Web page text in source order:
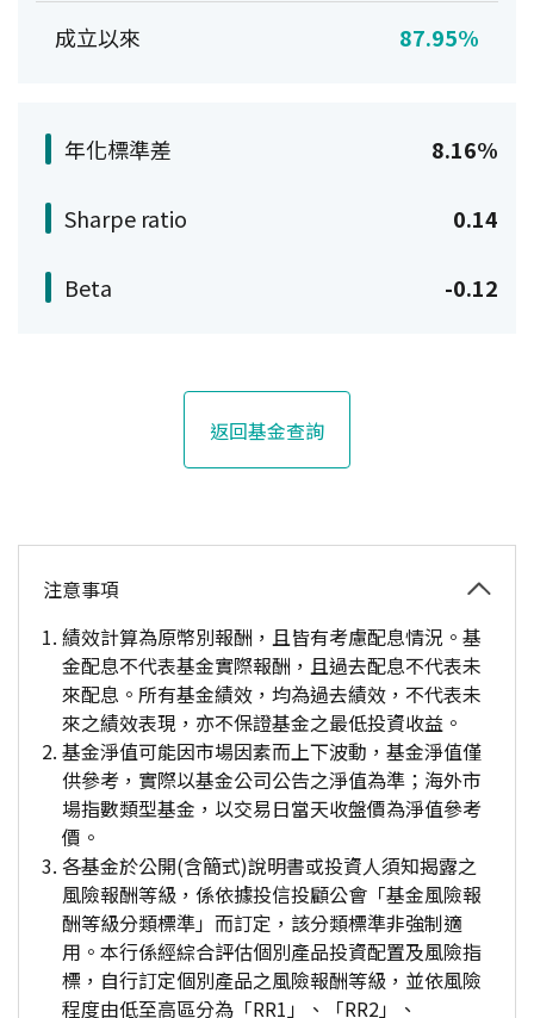
成立以來 87.95%
年化標準差 8.16%
Sharpe ratio 0.14
Beta -0.12
返回基金查詢
注意事項
績效計算為原幣別報酬，且皆有考慮配息情況。基
金配息不代表基金實際報酬，且過去配息不代表未
來配息。所有基金績效，均為過去績效，不代表未
來之績效表現，亦不保證基金之最低投資收益。
基金淨值可能因市場因素而上下波動，基金淨值僅
供參考，實際以基金公司公告之淨值為準；海外市
場指數類型基金，以交易日當天收盤價為淨值參考
價。
各基金於公開(含簡式)說明書或投資人須知揭露之
風險報酬等級，係依據投信投顧公會「基金風險報
酬等級分類標準」而訂定，該分類標準非強制適
用。本行係經綜合評估個別產品投資配置及風險指
標，自行訂定個別產品之風險報酬等級，並依風險
程度由低至高區分為「RR1」、「RR2」、